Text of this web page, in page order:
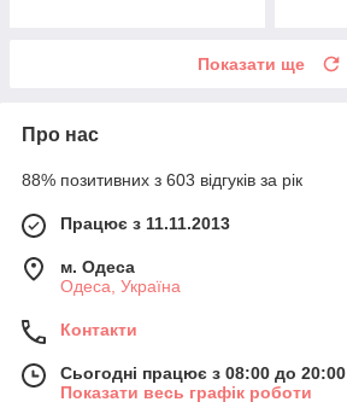
Показати ще
Про нас
88% позитивних з 603 відгуків за рік
Працює з 11.11.2013
м. Одеса
Одеса, Україна
Контакти
Сьогодні працює з 08:00 до 20:00
Показати весь графік роботи